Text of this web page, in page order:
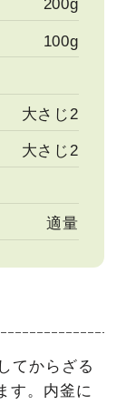
200g
100g
大さじ2
大さじ2
適量
てからざる
す。内釜に